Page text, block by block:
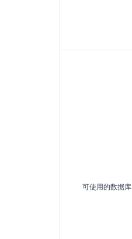
可使用的数据库